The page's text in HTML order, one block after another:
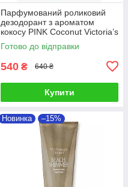
Парфумований роликовий
дезодорант з ароматом
кокосу PINK Coconut Victoria’s
Secret
Готово до відправки
540 ₴ 640 ₴
Купити
Новинка –15%